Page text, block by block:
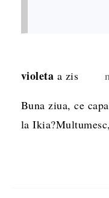
violeta a zis
Buna ziua, ce
la